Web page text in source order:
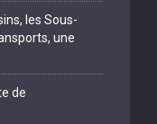
les Sous-
une
de